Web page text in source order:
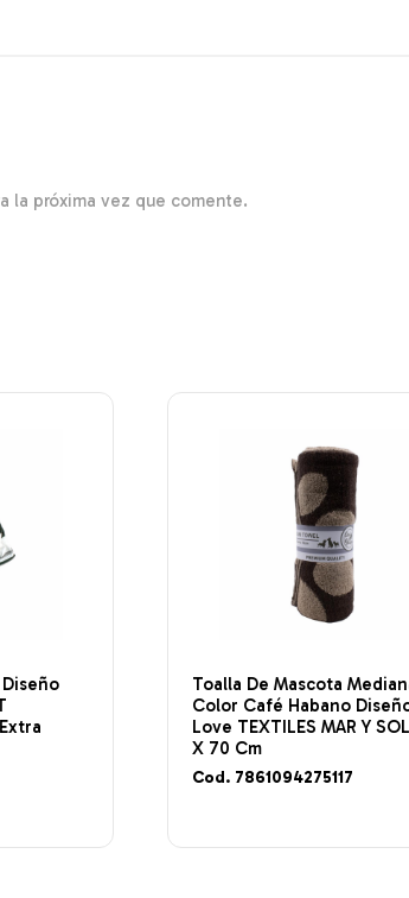
la próxima vez que comente.
Toalla De Mascota
Color Café Habano
Love TEXTILES MAR Y
X 70 Cm
Cod. 7861094275117